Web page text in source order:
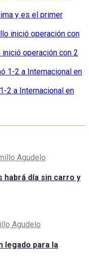
y es el primer
operación con 2
2 a Internacional en
Agudelo
habrá día sin carro y
Agudelo
legado para la